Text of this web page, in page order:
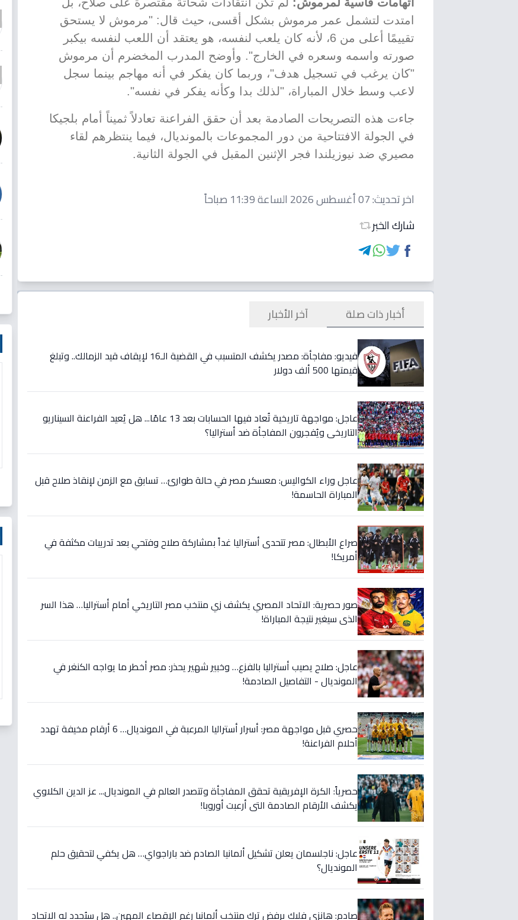
امتدت لتشمل عمر مرموش بشكل أقسى، حيث قال: "مرموش لا يستحق
تقييمًا أعلى من 6، لأنه كان يلعب لنفسه، هو يعتقد أن اللعب لنفسه بيكبر
صورته واسمه وسعره في الخارج". وأوضح المدرب المخضرم أن مرموش
"كان يرغب في تسجيل هدف"، وربما كان يفكر في أنه مهاجم بينما سجل
لاعب وسط خلال المباراة، "لذلك بدا وكأنه يفكر في نفسه".
جاءت هذه التصريحات الصادمة بعد أن حقق الفراعنة تعادلاً ثميناً أمام بلجيكا
في الجولة الافتتاحية من دور المجموعات بالمونديال، فيما ينتظرهم لقاء
مصيري ضد نيوزيلندا فجر الإثنين المقبل في الجولة الثانية.
اخر تحديث:07 أغسطس 2026 الساعة 11:39 صباحاً
شارك الخبر
أخبار ذات صلة آخر الأخبار
فيديو: مفاجأة: مصدر يكشف المتسبب في القضية الـ16 لإيقاف قيد الزمالك.. وتبلغ
قيمتها 500 ألف دولار
عاجل: مواجهة تاريخية تُعاد فيها الحسابات بعد 13 عامًا... هل يُعيد الفراعنة السيناريو
التاريخي ويُفجرون المفاجأة ضد أستراليا؟
عاجل وراء الكواليس: معسكر مصر في حالة طوارئ… تسابق مع الزمن لإنقاذ صلاح قبل
المباراة الحاسمة!
صراع الأبطال: مصر تتحدى أستراليا غداً بمشاركة صلاح وفتحي بعد تدريبات مكثفة في
أمريكا!
صور حصرية: الاتحاد المصري يكشف زي منتخب مصر التاريخي أمام أستراليا… هذا السر
الذي سيغير نتيجة المباراة!
عاجل: صلاح يصيب أستراليا بالفزع… وخبير شهير يحذر: مصر أخطر ما يواجه الكنغر في
المونديال - التفاصيل الصادمة!
حصري قبل مواجهة مصر: أسرار أستراليا المرعبة في المونديال… 6 أرقام مخيفة تهدد
أحلام الفراعنة!
حصرياً: الكرة الإفريقية تحقق المفاجأة وتتصدر العالم في المونديال... عز الدين الكلاوي
يكشف الأرقام الصادمة التي أرعبت أوروبا!
عاجل: ناجلسمان يعلن تشكيل ألمانيا الصادم ضد باراجواي… هل يكفي لتحقيق حلم
المونديال؟
صادم: هانزي فليك يرفض ترك منتخب ألمانيا رغم الإقصاء المهين.. هل سيُجدد له الاتحاد